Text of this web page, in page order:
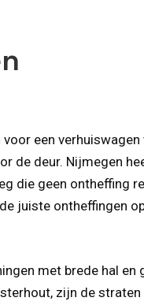
een
de deur. Nijmegen
die geen ontheffing
juiste ontheffingen
met brede hal en
zijn de